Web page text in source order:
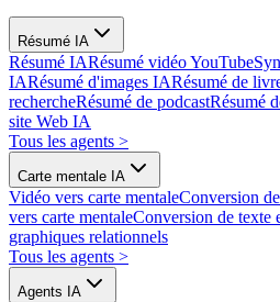
Résumé IA
Résumé IARésumé vidéo YouTube
IARésumé d'images IARésumé de
rechercheRésumé de podcastRésumé
site Web IA
Tous les agents >
Carte mentale IA
Vidéo vers carte mentaleConversion
vers carte mentaleConversion de texte
graphiques relationnels
Tous les agents >
Agents IA